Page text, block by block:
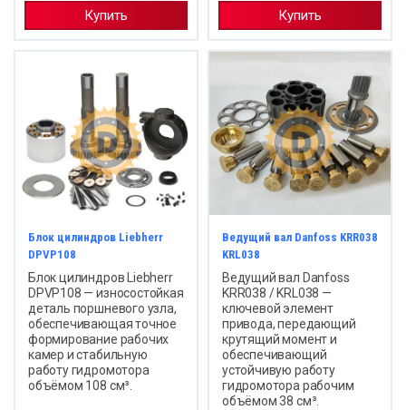
Купить Купить
Блок цилиндров Liebherr
DPVP108
Блок цилиндров Liebherr
DPVP108 — износостойкая
деталь поршневого узла,
обеспечивающая точное
формирование рабочих
камер и стабильную
работу гидромотора
объёмом 108 см³.
Ведущий вал Danfoss KRR038
KRL038
Ведущий вал Danfoss
KRR038 / KRL038 —
ключевой элемент
привода, передающий
крутящий момент и
обеспечивающий
устойчивую работу
гидромотора рабочим
объёмом 38 см³.